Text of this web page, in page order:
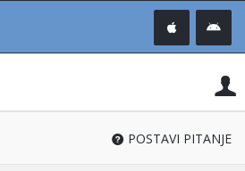
®
POSTAVI PITANJE